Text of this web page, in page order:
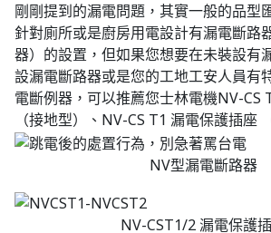
剛剛提到的漏電問題，其實一般的品型
針對廁所或是廚房用電設計有漏電斷路
器）的設置，但如果您想要在未裝設有
設漏電斷路器或是您的工地工安人員有
電斷例器，可以推薦您士林電機NV-CS
（接地型）、NV-CS T1 漏電保護插座
NV型漏電斷路器
NV-CST1/2 漏電保護